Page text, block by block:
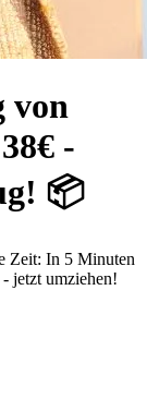
von
-
📦
Zeit: In 5 Minuten
jetzt umziehen!